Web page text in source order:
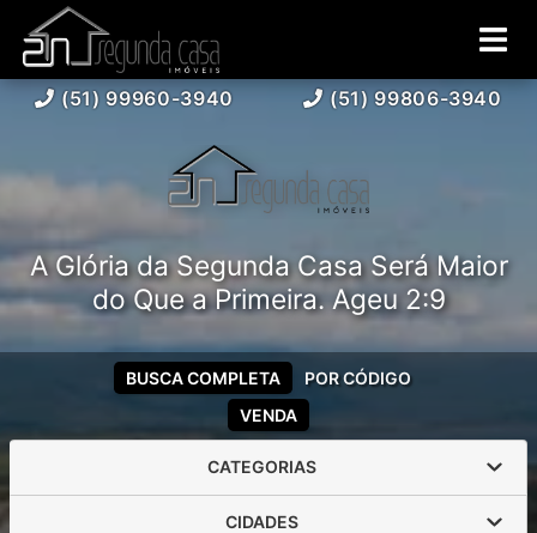
(51) 99960-3940 (51) 99806-3940
A Glória da Segunda Casa Será Maior
do Que a Primeira. Ageu 2:9
VENDA
BUSCA COMPLETA POR CÓDIGO
CATEGORIAS
CIDADES